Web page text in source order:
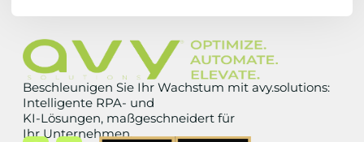
Beschleunigen Sie Ihr Wachstum mit avy.solutions:
Intelligente RPA- und
KI-Lösungen, maßgeschneidert für
Ihr Unternehmen.